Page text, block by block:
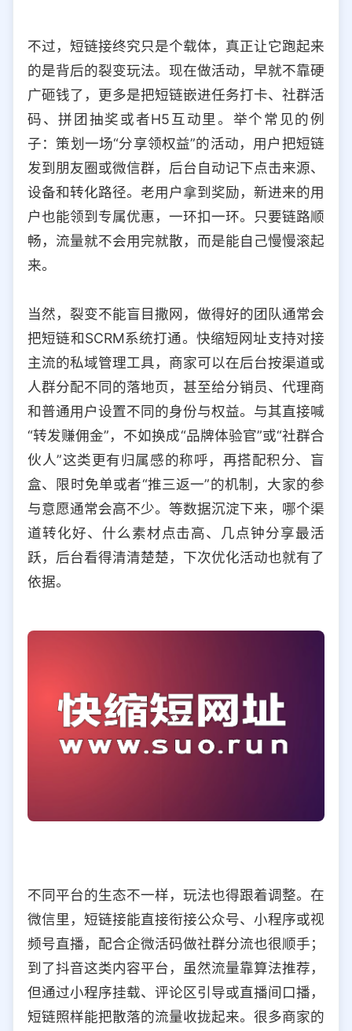
不过，短链接终究只是个载体，真正让它跑起来
的是背后的裂变玩法。现在做活动，早就不靠硬
广砸钱了，更多是把短链嵌进任务打卡、社群活
码、拼团抽奖或者H5互动里。举个常见的例
子：策划一场“分享领权益”的活动，用户把短链
发到朋友圈或微信群，后台自动记下点击来源、
设备和转化路径。老用户拿到奖励，新进来的用
户也能领到专属优惠，一环扣一环。只要链路顺
畅，流量就不会用完就散，而是能自己慢慢滚起
来。
当然，裂变不能盲目撒网，做得好的团队通常会
把短链和SCRM系统打通。快缩短网址支持对接
主流的私域管理工具，商家可以在后台按渠道或
人群分配不同的落地页，甚至给分销员、代理商
和普通用户设置不同的身份与权益。与其直接喊
“转发赚佣金”，不如换成“品牌体验官”或“社群合
伙人”这类更有归属感的称呼，再搭配积分、盲
盒、限时免单或者“推三返一”的机制，大家的参
与意愿通常会高不少。等数据沉淀下来，哪个渠
道转化好、什么素材点击高、几点钟分享最活
跃，后台看得清清楚楚，下次优化活动也就有了
依据。
不同平台的生态不一样，玩法也得跟着调整。在
微信里，短链接能直接衔接公众号、小程序或视
频号直播，配合企微活码做社群分流也很顺手；
到了抖音这类内容平台，虽然流量靠算法推荐，
但通过小程序挂载、评论区引导或直播间口播，
短链照样能把散落的流量收拢起来。很多商家的